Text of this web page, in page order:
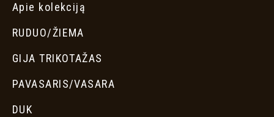
Apie kolekciją
RUDUO/ŽIEMA
GIJA TRIKOTAŽAS
PAVASARIS/VASARA
DUK